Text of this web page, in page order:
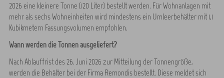
2026 eine kleinere Tonne (120 Liter) bestellt werden. Für Wohnanlagen mit
mehr als sechs Wohneinheiten wird mindestens ein Umleerbehälter mit 1,1
Kubikmetern Fassungsvolumen empfohlen.
Wann werden die Tonnen ausgeliefert?
Nach Ablauffrist des 26. Juni 2026 zur Mitteilung der Tonnengröße,
werden die Behälter bei der Firma Remondis bestellt. Diese meldet sich